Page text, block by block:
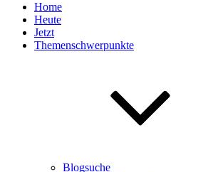
Home
Heute
Jetzt
Themenschwerpunkte
Blogsuche